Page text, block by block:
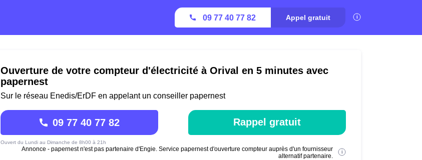
09 77 40 77 82 Appel gratuit
Ouverture de votre compteur d'électricité à Orival en 5 minutes avec
papernest
Sur le réseau Enedis/ErDF en appelant un conseiller papernest
09 77 40 77 82
Ouvert du Lundi au Dimanche de 8h00 à 21h
Rappel gratuit
Annonce - papernest n'est pas partenaire d'Engie. Service papernest d'ouverture compteur auprès d'un fournisseur
alternatif partenaire.